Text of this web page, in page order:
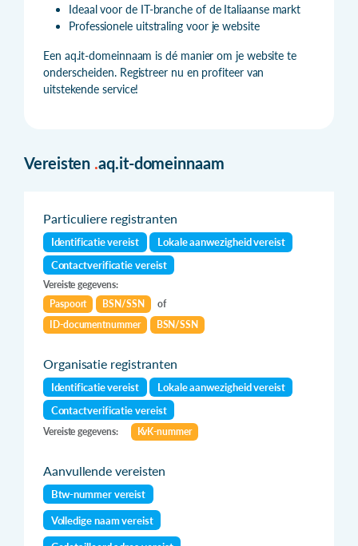
Ideaal voor de IT-branche of de Italiaanse markt
Professionele uitstraling voor je website
Een aq.it-domeinnaam is dé manier om je website te
onderscheiden. Registreer nu en profiteer van
uitstekende service!
Vereisten .aq.it-domeinnaam
Particuliere registranten
Identificatie vereist
Lokale aanwezigheid vereist
Contactverificatie vereist
Vereiste gegevens:
Paspoort
BSN/SSN
of
ID-documentnummer
BSN/SSN
Organisatie registranten
Identificatie vereist
Lokale aanwezigheid vereist
Contactverificatie vereist
Vereiste gegevens: KvK-nummer
Aanvullende vereisten
Btw-nummer vereist
Volledige naam vereist